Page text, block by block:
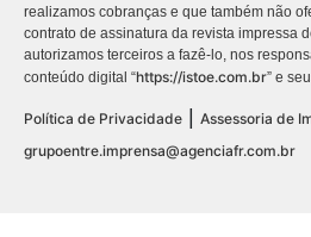
realizamos cobranças e que também não
contrato de assinatura da revista impressa
autorizamos terceiros a fazê-lo, nos
conteúdo digital “https://istoe.com.br” e
Política de Privacidade
Assessoria de
grupoentre.imprensa@agenciafr.com.br